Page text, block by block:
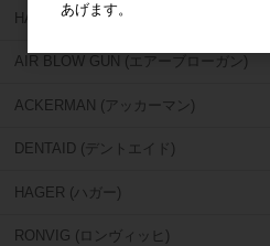
HANDLER (ハンドラー)
AIR BLOW GUN (エアーブローガン)
ACKERMAN (アッカーマン)
DENTAID (デントエイド)
HAGER (ハガー)
RONVIG (ロンヴィッヒ)
あげます。